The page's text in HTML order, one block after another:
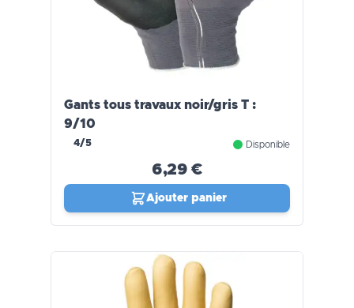
Gants tous travaux noir/gris T :
9/10
4/5 Disponible
6,29 €
Ajouter panier